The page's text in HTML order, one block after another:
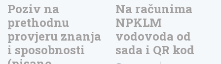
Poziv na
prethodnu
provjeru znanja
i sposobnosti
Na računima
NPKLM
vodovoda od
sada i QR kod